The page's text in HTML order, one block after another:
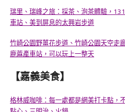
瑞里、瑞峰之旅：採茶、泡茶體驗，
車站、美到屏息的太興岩步道
竹崎公園野薑花步道、竹崎公園天空走
鹿蔴產車站，可以玩上一整天
【嘉義美食】
格林威咖啡：每一處都是網美打卡點，